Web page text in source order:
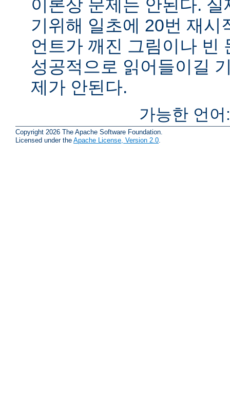
이론상 문제는 안된다.
기위해 일초에 20번 재시
언트가 깨진 그림이나 빈
성공적으로 읽어들이길
제가 안된다.
가능한 언
Copyright 2026 The Apache Software Foundation.
Licensed under the Apache License, Version 2.0